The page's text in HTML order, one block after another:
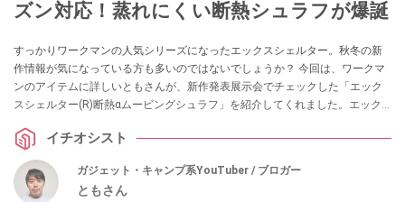
ズン対応！蒸れにくい断熱シュラフが爆誕
すっかりワークマンの人気シリーズになったエックスシェルター。秋冬の新
作情報が気になっている方も多いのではないでしょうか？ 今回は、ワークマ
ンのアイテムに詳しいともさんが、新作発表展示会でチェックした「エック
スシェルター(R)断熱αムービングシュラフ」を紹介してくれました。エック
さい。 イチオシスト
ガジェット・キャンプ系YouTuber / ブロガー
ともさん